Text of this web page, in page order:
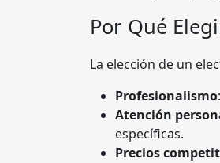
Por Qué
La elección de un
Profesionalismo
Atención
específicas.
Precios